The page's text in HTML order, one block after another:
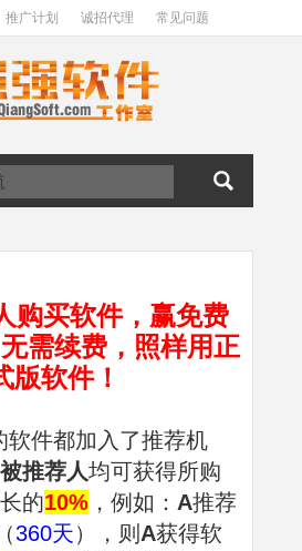
推广计划 诚招代理 常见问题
购买软件，赢免费
需续费，照样用正
版软件！
软件都加入了推荐机
被推荐人均可获得所购
的10% ，例如： A推荐
（360天），则 A获得软